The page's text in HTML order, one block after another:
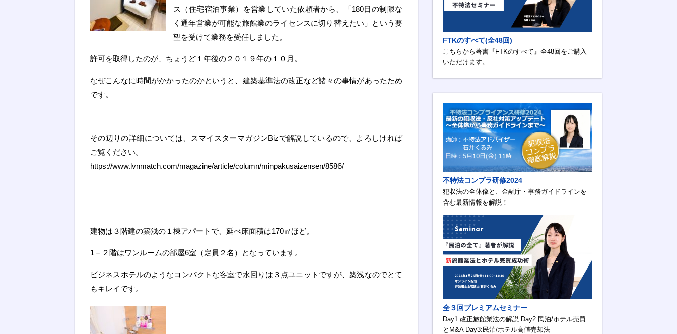
ス（住宅宿泊事業）を営業していた依頼者から、「180日の制限な
く通年営業が可能な旅館業のライセンスに切り替えたい」という要
望を受けて業務を受任しました。
許可を取得したのが、ちょうど１年後の２０１９年の１０月。
なぜこんなに時間がかかったのかというと、建築基準法の改正など諸々の事情があったため
です。
その辺りの詳細については、スマイスターマガジンBizで解説しているので、よろしければ
ご覧ください。
https://www.lvnmatch.com/magazine/article/column/minpakusaizensen/8586/
建物は３階建の築浅の１棟アパートで、延べ床面積は170㎡ほど。
1－２階はワンルームの部屋6室（定員２名）となっています。
ビジネスホテルのようなコンパクトな客室で水回りは３点ユニットですが、築浅なのでとて
もキレイです。
FTKのすべて(全48回)
こちらから著書『FTKのすべて』全48回をご購入
いただけます。
不特法コンプラ研修2024
犯収法の全体像と、金融庁・事務ガイドラインを
含む最新情報を解説！
全３回プレミアムセミナー
Day1:改正旅館業法の解説 Day2:民泊/ホテル売買
とM&A Day3:民泊/ホテル高値売却法